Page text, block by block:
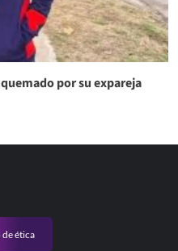
por su expareja
ética